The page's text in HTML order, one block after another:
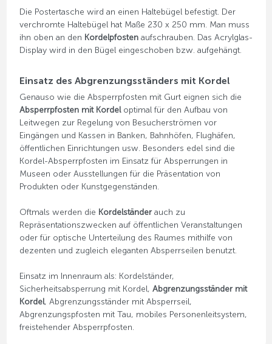
Die Postertasche wird an einen Haltebügel befestigt. Der
verchromte Haltebügel hat Maße 230 x 250 mm. Man muss
ihn oben an den Kordelpfostenaufschrauben. Das Acrylglas-
Display wird in den Bügel eingeschoben bzw. aufgehängt.
Einsatz des Abgrenzungsständers mit Kordel
Genauso wie die Absperrpfosten mit Gurt eignen sich die
Absperrpfosten mit Kordeloptimal für den Aufbau von
Leitwegen zur Regelung von Besucherströmen vor
Eingängen und Kassen in Banken, Bahnhöfen, Flughäfen,
öffentlichen Einrichtungen usw. Besonders edel sind die
Kordel-Absperrpfosten im Einsatz für Absperrungen in
Museen oder Ausstellungen für die Präsentation von
Produkten oder Kunstgegenständen.
Oftmals werden die Kordelständerauch zu
Repräsentationszwecken auf öffentlichen Veranstaltungen
oder für optische Unterteilung des Raumes mithilfe von
dezenten und zugleich eleganten Absperrseilen benutzt.
Einsatz im Innenraum als: Kordelständer,
Sicherheitsabsperrung mit Kordel, Abgrenzungsständer mit
Kordel, Abgrenzungsständer mit Absperrseil,
Abgrenzungspfosten mit Tau, mobiles Personenleitsystem,
freistehender Absperrpfosten.